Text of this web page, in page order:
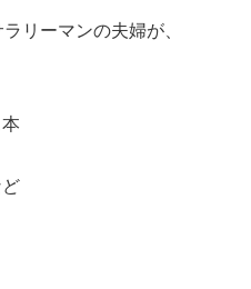
リーマンの夫婦が、